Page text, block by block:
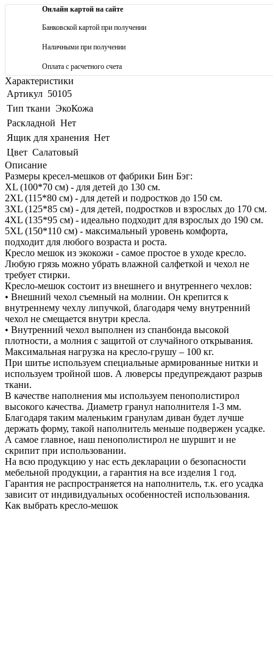
Онлайн картой на сайте
Банковской картой при получении
Наличными при получении
Оплата с расчетного счета
Характеристики
Артикул 50105
Тип ткани ЭкоКожа
Раскладной Нет
Ящик для хранения Нет
Цвет Салатовый
Описание
Размеры кресел-мешков от фабрики Бин Бэг:
XL (100*70 см) - для детей до 130 см.
2XL (115*80 см) - для детей и подростков до 150 см.
3XL (125*85 см) - для детей, подростков и взрослых до 170 см.
4XL (135*95 см) - идеально подходит для взрослых до 190 см.
5XL (150*110 см) - максимальный уровень комфорта,
подходит для любого возраста и роста.
Кресло мешок из экокожи - самое простое в уходе кресло.
Любую грязь можно убрать влажной салфеткой и чехол не
требует стирки.
Кресло-мешок состоит из внешнего и внутреннего чехлов:
• Внешний чехол съемный на молнии. Он крепится к
внутреннему чехлу липучкой, благодаря чему внутренний
чехол не смещается внутри кресла.
• Внутренний чехол выполнен из спанбонда высокой
плотности, а молния с защитой от случайного открывания.
Максимальная нагрузка на кресло-грушу – 100 кг.
При шитье используем специальные армированные нитки и
используем тройной шов. А люверсы предупреждают разрыв
ткани.
В качестве наполнения мы используем пенополистирол
высокого качества. Диаметр гранул наполнителя 1-3 мм.
Благодаря таким маленьким гранулам диван будет лучше
держать форму, такой наполнитель меньше подвержен усадке.
А самое главное, наш пенополистирол не шуршит и не
скрипит при использовании.
На всю продукцию у нас есть декларации о безопасности
мебельной продукции, а гарантия на все изделия 1 год.
Гарантия не распространяется на наполнитель, т.к. его усадка
зависит от индивидуальных особенностей использования.
Как выбрать кресло-мешок